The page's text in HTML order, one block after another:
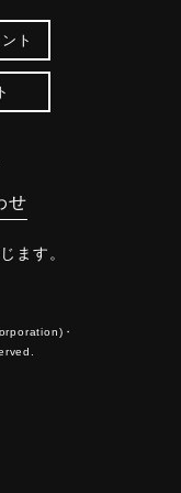
ト
せ
ます。
・